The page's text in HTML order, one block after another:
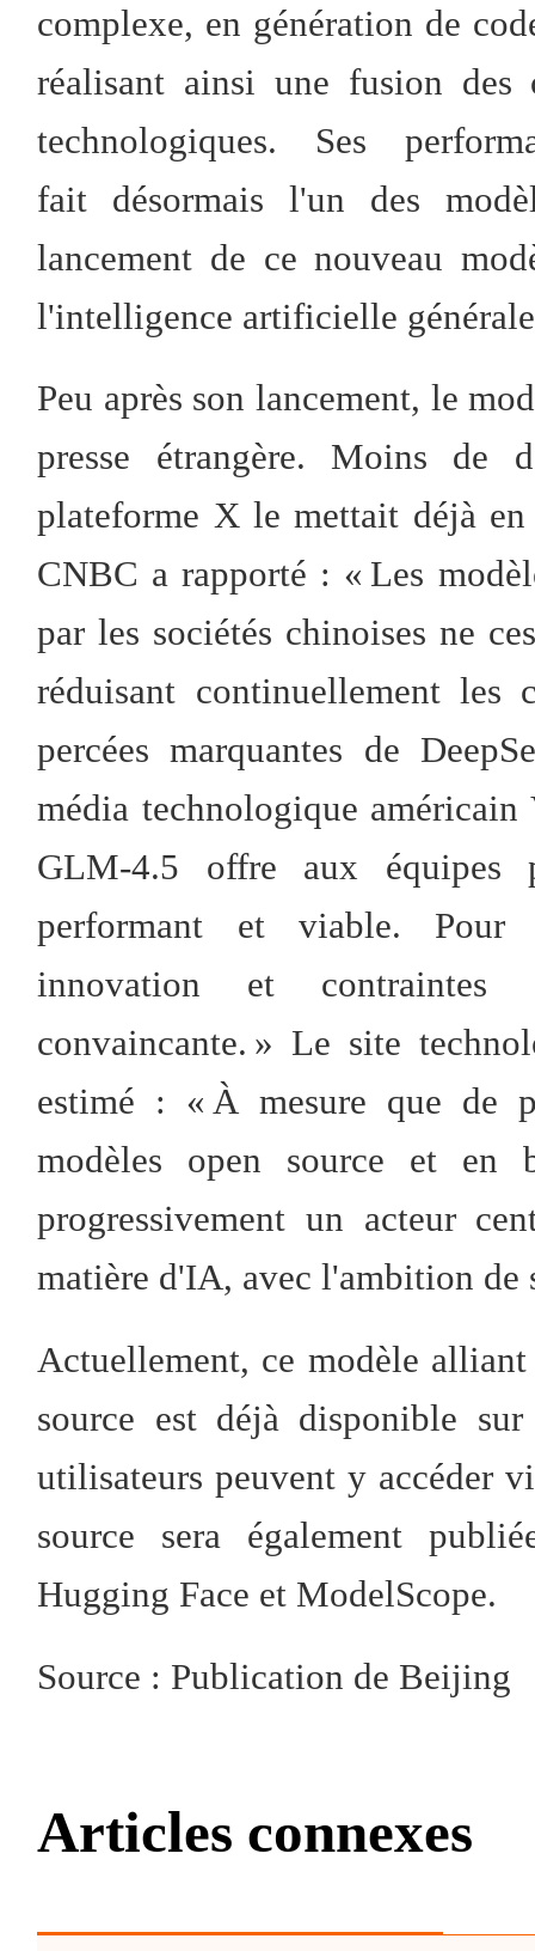
complexe, en génération de
réalisant ainsi une fusion des
technologiques. Ses
fait désormais l'un des
lancement de ce nouveau
l'intelligence artificielle
Peu après son lancement, le
presse étrangère. Moins de
plateforme X le mettait déjà
CNBC a rapporté : « Les
par les sociétés chinoises ne
réduisant continuellement
percées marquantes de
média technologique
GLM-4.5 offre aux équipes
performant et viable. Pour
innovation et contraintes
convaincante. » Le site
estimé : « À mesure que de
modèles open source et en
progressivement un acteur
matière d'IA, avec l'ambition de
Actuellement, ce modèle
source est déjà disponible
utilisateurs peuvent y accéder
source sera également
Hugging Face et ModelScope.
Source : Publication de Beijing
Articles connexes